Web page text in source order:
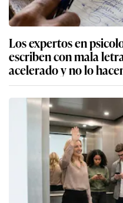
Los expertos en
escriben con mala
acelerado y no lo